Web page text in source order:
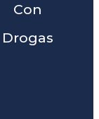
Con
Drogas